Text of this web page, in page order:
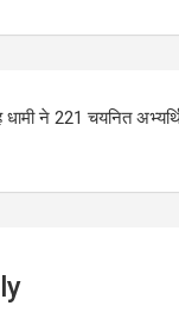
ने 221 चयनित